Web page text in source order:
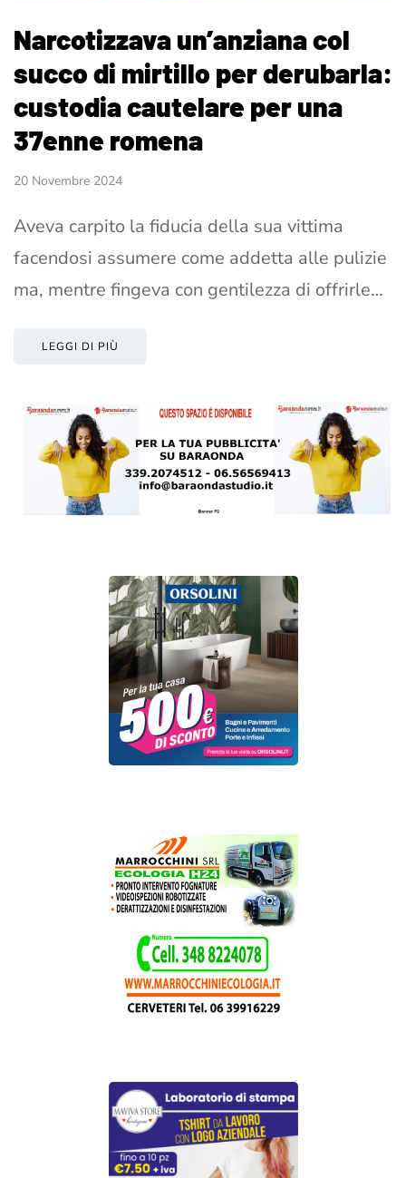
Narcotizzava un’anziana col
succo di mirtillo per derubarla:
custodia cautelare per una
37enne romena
20 Novembre 2024
Aveva carpito la fiducia della sua vittima
facendosi assumere come addetta alle pulizie
ma, mentre fingeva con gentilezza di offrirle…
LEGGI DI PIÙ